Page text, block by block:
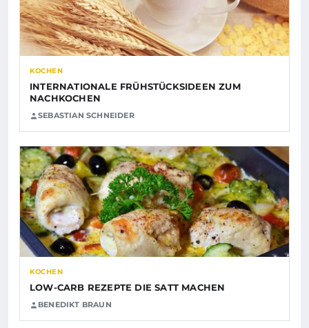
KOCHEN
INTERNATIONALE FRÜHSTÜCKSIDEEN ZUM
NACHKOCHEN
SEBASTIAN SCHNEIDER
KOCHEN
LOW-CARB REZEPTE DIE SATT MACHEN
BENEDIKT BRAUN